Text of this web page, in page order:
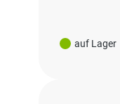
auf Lager